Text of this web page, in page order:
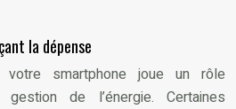
la dépense
smartphone joue un rôle
de l’énergie. Certaines